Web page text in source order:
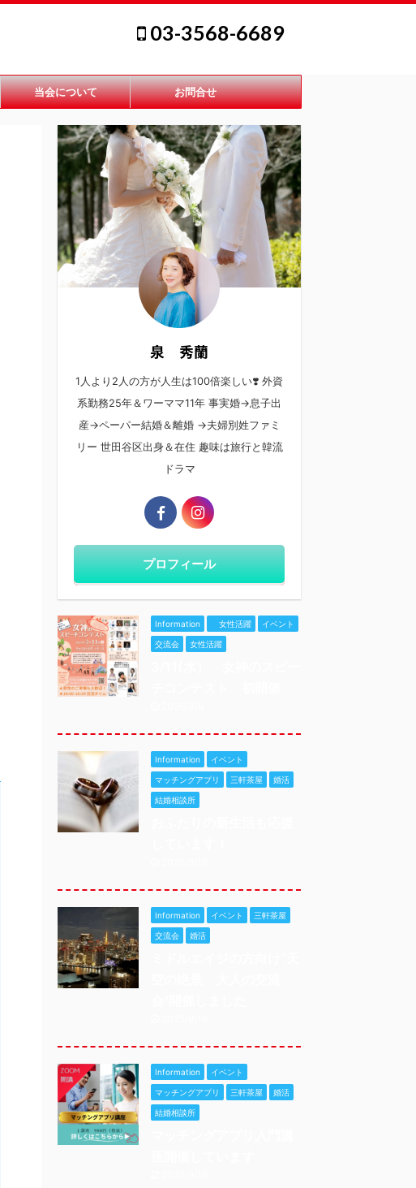
03-3568-6689
当会について お問合せ
泉 秀蘭
1人より2人の方が人生は100倍楽しい❣️ 外資
系勤務25年＆ワーママ11年 事実婚→息子出
産→ペーパー結婚＆離婚 →夫婦別姓ファミ
リー 世田谷区出身＆在住 趣味は旅行と韓流
ドラマ
プロフィール
Information 女性活躍 イベント
交流会 女性活躍
Information イベント
マッチングアプリ 三軒茶屋 婚活
結婚相談所
Information イベント 三軒茶屋
交流会 婚活
Information イベント
マッチングアプリ 三軒茶屋 婚活
結婚相談所